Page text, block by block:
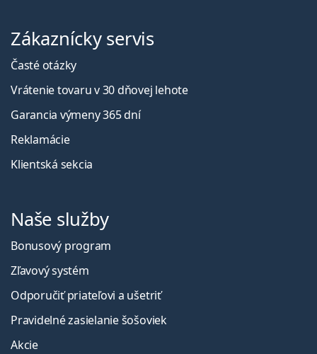
Zákaznícky servis
Časté otázky
Vrátenie tovaru v 30 dňovej lehote
Garancia výmeny 365 dní
Reklamácie
Klientská sekcia
Naše služby
Bonusový program
Zľavový systém
Odporučiť priateľovi a ušetriť
Pravidelné zasielanie šošoviek
Akcie